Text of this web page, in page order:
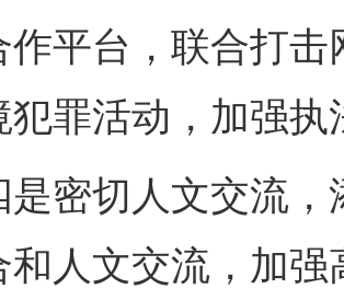
作平台，联合打
犯罪活动，加强
切人文交流，
和人文交流，加